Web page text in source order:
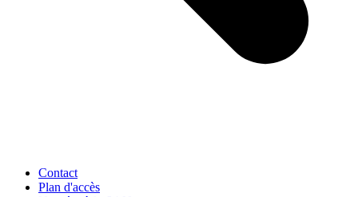
Contact
Plan d'accès